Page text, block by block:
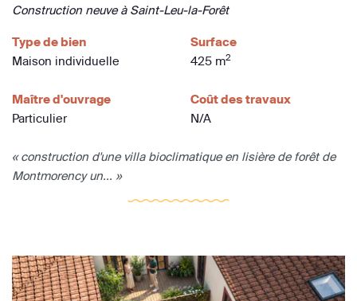
Construction neuve à Saint-Leu-la-Forêt
Type de bien
Maison individuelle
Surface
425 m2
Maître d'ouvrage
Particulier
Coût des travaux
N/A
« construction d'une villa bioclimatique en lisière de forêt de
Montmorency un... »